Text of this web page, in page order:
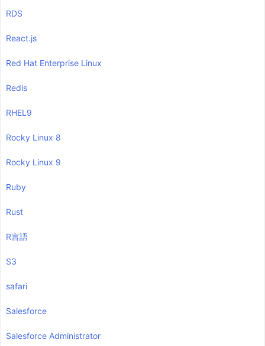
RDS
React.js
Red Hat Enterprise Linux
Redis
RHEL9
Rocky Linux 8
Rocky Linux 9
Ruby
Rust
R言語
S3
safari
Salesforce
Salesforce Administrator